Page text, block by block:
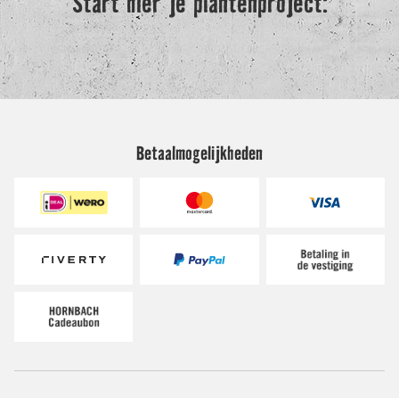
Betaalmogelijkheden